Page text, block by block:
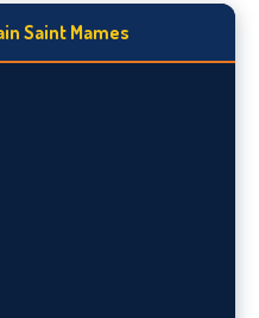
Saint Mames